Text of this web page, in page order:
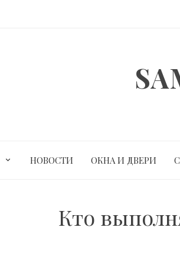
НОВОСТИ ОКНА И ДВЕРИ
Кто